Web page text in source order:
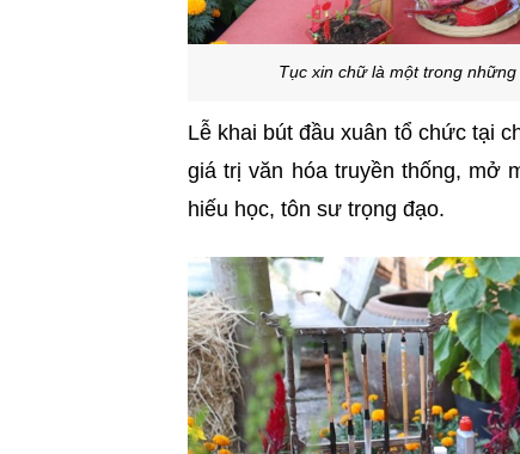
Tục xin chữ là một trong
Lễ khai bút đầu xuân tổ chức tại
giá trị văn hóa truyền thống, mở
hiếu học, tôn sư trọng đạo.